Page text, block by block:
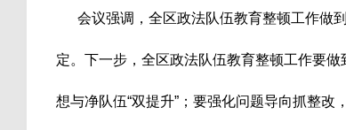
会议强调，全区政法队伍教育整顿工作做
定。下一步，全区政法队伍教育整顿工作要
想与净队伍“双提升”；要强化问题导向抓整改